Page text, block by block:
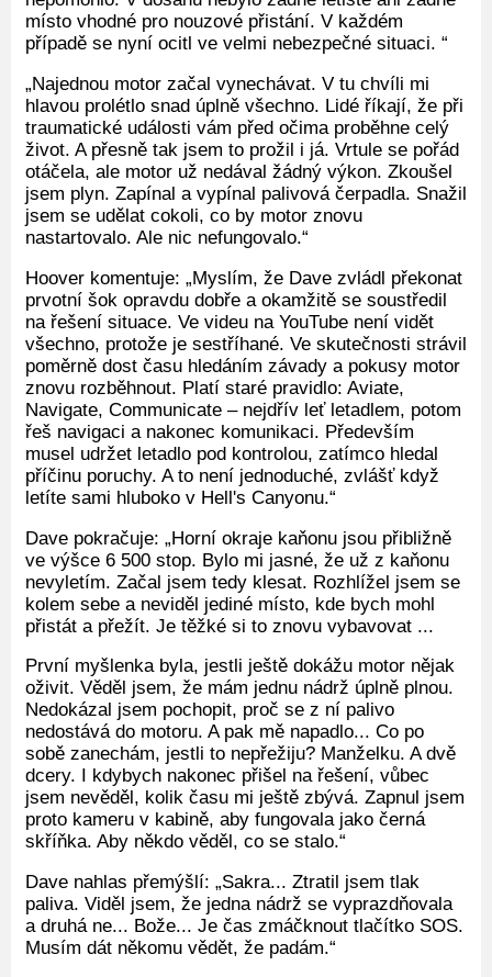
místo vhodné pro nouzové přistání. V každém
případě se nyní ocitl ve velmi nebezpečné situaci. “
„Najednou motor začal vynechávat. V tu chvíli mi
hlavou prolétlo snad úplně všechno. Lidé říkají, že při
traumatické události vám před očima proběhne celý
život. A přesně tak jsem to prožil i já. Vrtule se pořád
otáčela, ale motor už nedával žádný výkon. Zkoušel
jsem plyn. Zapínal a vypínal palivová čerpadla. Snažil
jsem se udělat cokoli, co by motor znovu
nastartovalo. Ale nic nefungovalo.“
Hoover komentuje: „Myslím, že Dave zvládl překonat
prvotní šok opravdu dobře a okamžitě se soustředil
na řešení situace. Ve videu na YouTube není vidět
všechno, protože je sestříhané. Ve skutečnosti strávil
poměrně dost času hledáním závady a pokusy motor
znovu rozběhnout. Platí staré pravidlo: Aviate,
Navigate, Communicate – nejdřív leť letadlem, potom
řeš navigaci a nakonec komunikaci. Především
musel udržet letadlo pod kontrolou, zatímco hledal
příčinu poruchy. A to není jednoduché, zvlášť když
letíte sami hluboko v Hell's Canyonu.“
Dave pokračuje: „Horní okraje kaňonu jsou přibližně
ve výšce 6 500 stop. Bylo mi jasné, že už z kaňonu
nevyletím. Začal jsem tedy klesat. Rozhlížel jsem se
kolem sebe a neviděl jediné místo, kde bych mohl
přistát a přežít. Je těžké si to znovu vybavovat ...
První myšlenka byla, jestli ještě dokážu motor nějak
oživit. Věděl jsem, že mám jednu nádrž úplně plnou.
Nedokázal jsem pochopit, proč se z ní palivo
nedostává do motoru. A pak mě napadlo... Co po
sobě zanechám, jestli to nepřežiju? Manželku. A dvě
dcery. I kdybych nakonec přišel na řešení, vůbec
jsem nevěděl, kolik času mi ještě zbývá. Zapnul jsem
proto kameru v kabině, aby fungovala jako černá
skříňka. Aby někdo věděl, co se stalo.“
Dave nahlas přemýšlí: „Sakra... Ztratil jsem tlak
paliva. Viděl jsem, že jedna nádrž se vyprazdňovala
a druhá ne... Bože... Je čas zmáčknout tlačítko SOS.
Musím dát někomu vědět, že padám.“